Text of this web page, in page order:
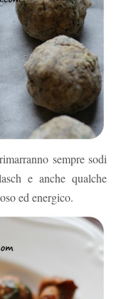
sempre sodi
e anche qualche
ed energico.